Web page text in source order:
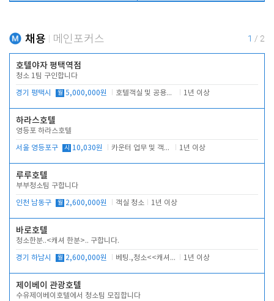
채용 메인포커스 1 / 2
호텔야자 평택역점
청소 1팀 구인합니다
경기 평택시 월 5,000,000원 호텔객실 및 공용시설 청소 관리 1년 이상
하라스호텔
영등포 하라스호텔
서울 영등포구 시 10,030원 카운터 업무 및 객실관리(청소상태 확인, 객실판매) 1년 이상
루루호텔
부부청소팀 구합니다
인천 남동구 월 2,600,000원 객실 청소 1년 이상
바로호텔
청소한분..<캐셔 한분>.. 구합니다.
경기 하남시 월 2,600,000원 베팅.,청소<<캐셔 모셔봅니다. 1년 이상
제이베이 관광호텔
수유제이베이호텔에서 청소팀 모집합니다